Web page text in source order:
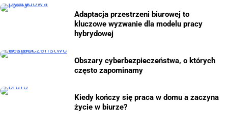
Adaptacja przestrzeni biurowej to
kluczowe wyzwanie dla modelu pracy
hybrydowej
Obszary cyberbezpieczeństwa, o których
często zapominamy
Kiedy kończy się praca w domu a zaczyna
życie w biurze?